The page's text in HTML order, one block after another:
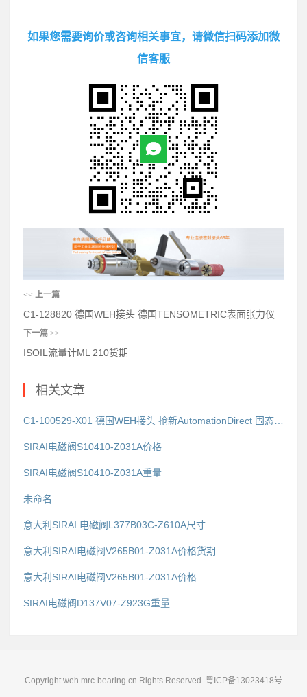
如果您需要询价或咨询相关事宜，请微信扫码添加微
信客服
<< 上一篇
C1-128820 德国WEH接头 德国TENSOMETRIC表面张力仪
下一篇 >>
ISOIL流量计ML 210货期
相关文章
SIRAI电磁阀S10410-Z031A价格
SIRAI电磁阀S10410-Z031A重量
未命名
意大利SIRAI 电磁阀L377B03C-Z610A尺寸
意大利SIRAI电磁阀V265B01-Z031A价格货期
意大利SIRAI电磁阀V265B01-Z031A价格
SIRAI电磁阀D137V07-Z923G重量
Copyright weh.mrc-bearing.cn Rights Reserved. 粤ICP备13023418号